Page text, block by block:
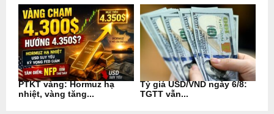
PTKT vàng: Hormuz hạ
nhiệt, vàng tăng...
Tỷ giá USD/VND ngày 6/8:
TGTT vẫn...